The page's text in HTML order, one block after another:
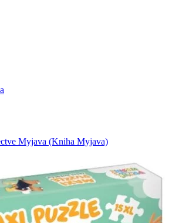
Myjava (Kniha Myjava)